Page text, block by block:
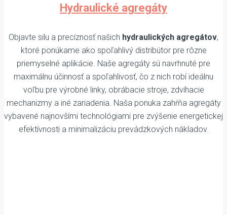
Hydraulické agregáty
Objavte silu a precíznosť našich hydraulických agregátov,
ktoré ponúkame ako spoľahlivý distribútor pre rôzne
priemyselné aplikácie. Naše agregáty sú navrhnuté pre
maximálnu účinnosť a spoľahlivosť, čo z nich robí ideálnu
voľbu pre výrobné linky, obrábacie stroje, zdvíhacie
mechanizmy a iné zariadenia. Naša ponuka zahŕňa agregáty
vybavené najnovšími technológiami pre zvýšenie energetickej
efektívnosti a minimalizáciu prevádzkových nákladov.